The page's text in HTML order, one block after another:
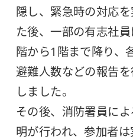
隠し、緊急時の対応
た後、一部の有志社
階から1階まで降り、
避難人数などの報告
しました。
その後、消防署員に
明が行われ、参加者